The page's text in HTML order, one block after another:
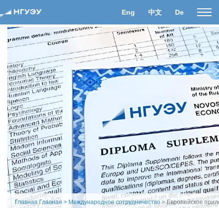
Eng 中文 De
Главная Главная > Международное сотрудничество> Европейское